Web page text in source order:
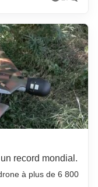
record mondial.
à plus de 6 800